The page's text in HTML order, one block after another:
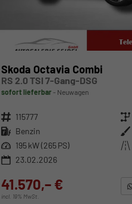
Skoda Octavia Combi
RS 2.0 TSI 7-Gang-DSG
sofort lieferbar Neuwagen
Fahrzeugnr. 115777 Getriebe
Kraftstoff Benzin Außenfarbe
Leistung 195 kW (265 PS) Kilometerstand
23.02.2026
41.570,– €
incl. 19% MwSt.